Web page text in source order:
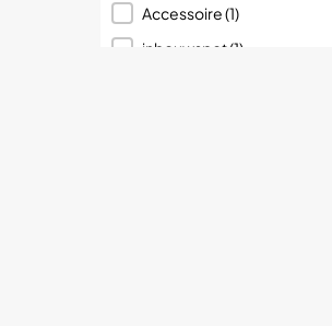
Soort lamp
Accessoire(1)
inbouwspot(1)